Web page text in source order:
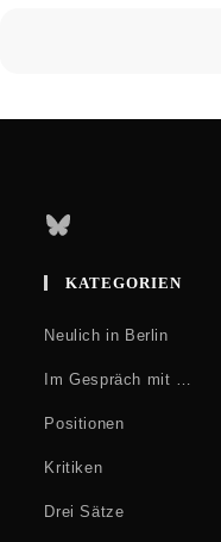
Bluesky
KATEGORIEN
Neulich in Berlin
Im Gespräch mit …
Positionen
Kritiken
Drei Sätze